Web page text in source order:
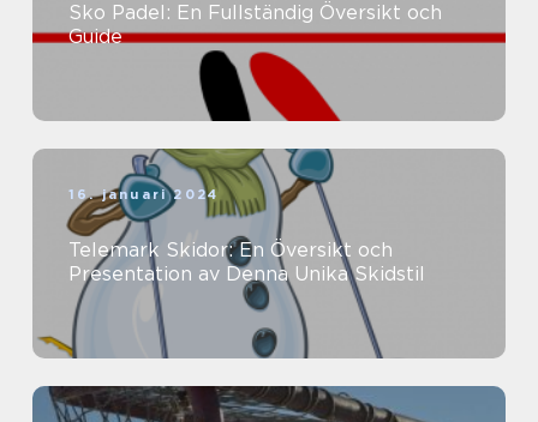
Sko Padel: En Fullständig Översikt och
Guide
16. januari 2024
Telemark Skidor: En Översikt och
Presentation av Denna Unika Skidstil